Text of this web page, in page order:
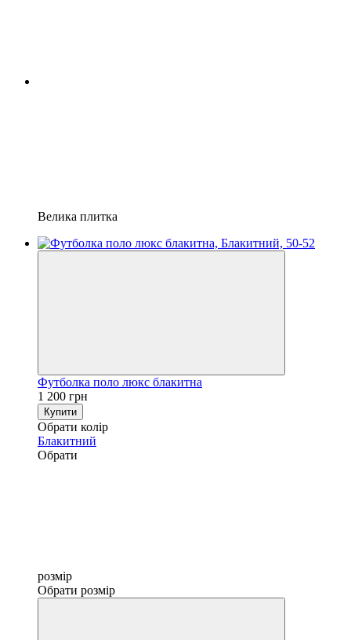
Велика плитка
Футболка поло люкс блакитна
1 200 грн
Купити
Обрати колір
Блакитний
Обрати
розмір
Обрати розмір